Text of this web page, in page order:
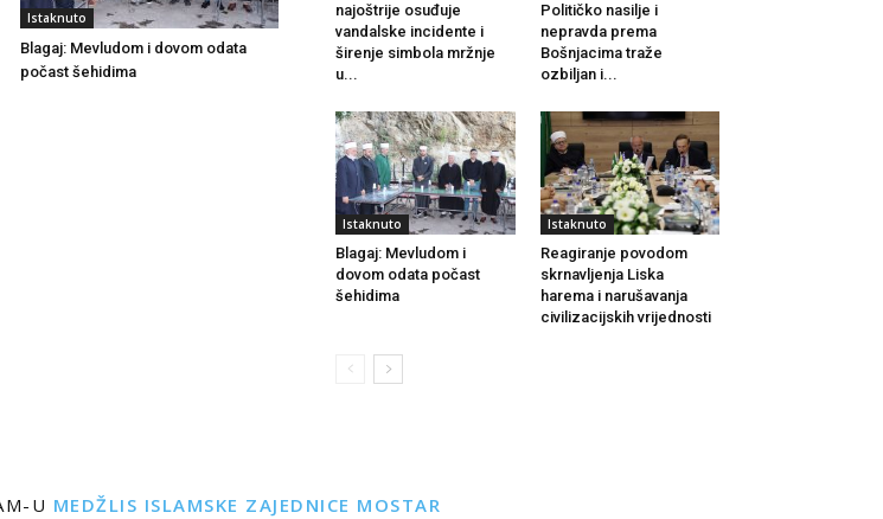
Istaknuto
Blagaj: Mevludom i dovom odata
počast šehidima
najoštrije osuđuje
vandalske incidente i
širenje simbola mržnje
u...
Političko nasilje i
nepravda prema
Bošnjacima traže
ozbiljan i...
Istaknuto
Blagaj: Mevludom i
dovom odata počast
šehidima
Istaknuto
Reagiranje povodom
skrnavljenja Liska
harema i narušavanja
civilizacijskih vrijednosti
U MEDŽLIS ISLAMSKE ZAJEDNICE MOSTAR